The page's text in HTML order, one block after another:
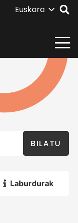
Euskara
BILATU
Laburdurak